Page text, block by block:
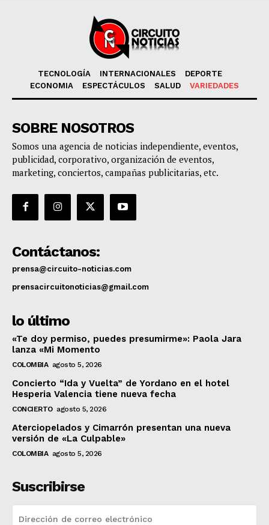
TECNOLOGÍA INTERNACIONALES
DEPORTE
ECONOMIA
ESPECTÁCULOS SALUD VARIEDADES
SOBRE NOSOTROS
Somos una agencia de noticias independiente, eventos,
publicidad, corporativo, organización de eventos,
marketing, conciertos, campañas publicitarias, etc.
Contáctanos:
prensa@circuito-noticias.com
prensacircuitonoticias@gmail.com
lo último
«Te doy permiso, puedes presumirme»: Paola Jara
lanza «Mi Momento
COLOMBIA agosto 5, 2026
Concierto “Ida y Vuelta” de Yordano en el hotel
Hesperia Valencia tiene nueva fecha
CONCIERTO agosto 5, 2026
Aterciopelados y Cimarrón presentan una nueva
versión de «La Culpable»
COLOMBIA agosto 5, 2026
Suscribirse